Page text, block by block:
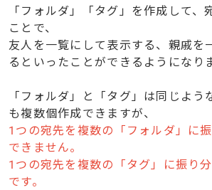
「フォルダ」「タグ」を作成して、
ことで、
友人を一覧にして表示する、親戚を
るといったことができるようになり
「フォルダ」と「タグ」は同じよう
も複数個作成できますが、
1つの宛先を複数の「フォルダ」に
できません。
1つの宛先を複数の「タグ」に振り
です。